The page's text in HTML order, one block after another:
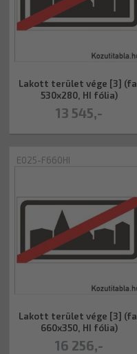
13 545,-
Lakott terület vége [3] (fa,
530x280, HI fólia)
E025-F660HI
16 256,-
Lakott terület vége [3] (fa,
660x350, HI fólia)